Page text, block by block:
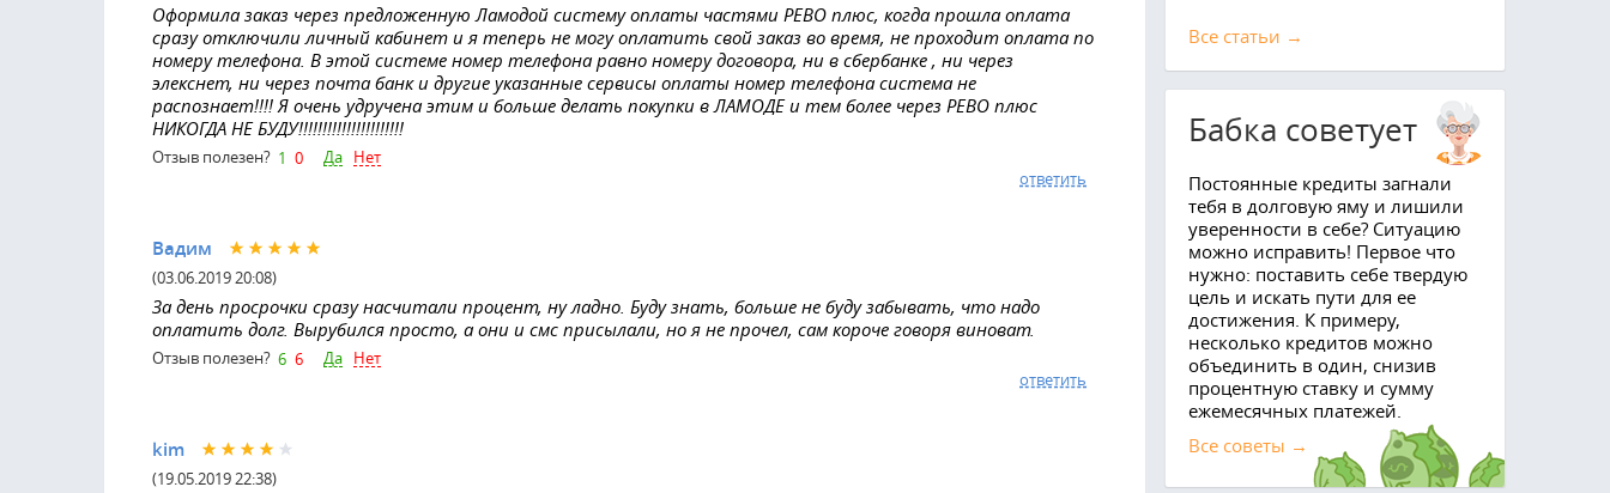
Оформила заказ через предложенную Ламодой систему оплаты частями РЕВО плюс, когда прошла оплата
сразу отключили личный кабинет и я теперь не могу оплатить свой заказ во время, не проходит оплата по
номеру телефона. В этой системе номер телефона равно номеру договора, ни в сбербанке , ни через
элекснет, ни через почта банк и другие указанные сервисы оплаты номер телефона система не
распознает!!!! Я очень удручена этим и больше делать покупки в ЛАМОДЕ и тем более через РЕВО плюс
НИКОГДА НЕ БУДУ!!!!!!!!!!!!!!!!!!!!!!
Отзыв полезен? 1 0 Да Нет
ответить
Вадим
(03.06.2019 20:08)
За день просрочки сразу насчитали процент, ну ладно. Буду знать, больше не буду забывать, что надо
оплатить долг. Вырубился просто, а они и смс присылали, но я не прочел, сам короче говоря виноват.
Отзыв полезен? 6 6 Да Нет
ответить
kim
(19.05.2019 22:38)
Все cтатьи →
Бабка советует
Постоянные кредиты загнали
тебя в долговую яму и лишили
уверенности в себе? Ситуацию
можно исправить! Первое что
нужно: поставить себе твердую
цель и искать пути для ее
достижения. К примеру,
несколько кредитов можно
объединить в один, снизив
процентную ставку и сумму
ежемесячных платежей.
Все советы →